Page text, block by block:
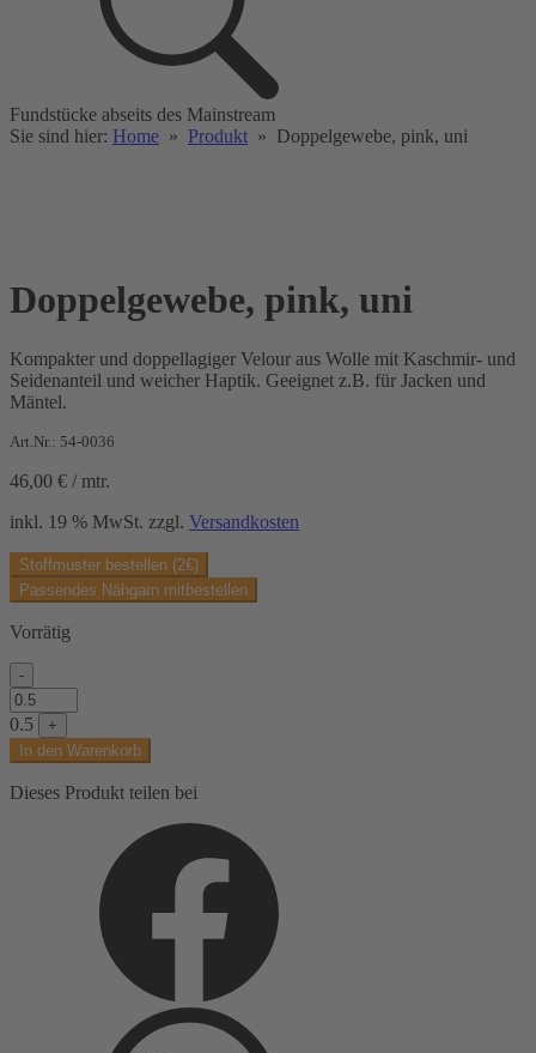
Fundstücke abseits des Mainstream
Sie sind hier: Home » Produkt » Doppelgewebe, pink, uni
Doppelgewebe, pink, uni
Kompakter und doppellagiger Velour aus Wolle mit Kaschmir- und
Seidenanteil und weicher Haptik. Geeignet z.B. für Jacken und
Mäntel.
Art.Nr.: 54-0036
46,00 € / mtr.
inkl. 19 % MwSt. zzgl. Versandkosten
Stoffmuster bestellen (2€)
Passendes Nähgarn mitbestellen
Vorrätig
-
Doppelgewebe,
pink,
uni
Menge
0.5
+
In den Warenkorb
Dieses Produkt teilen bei